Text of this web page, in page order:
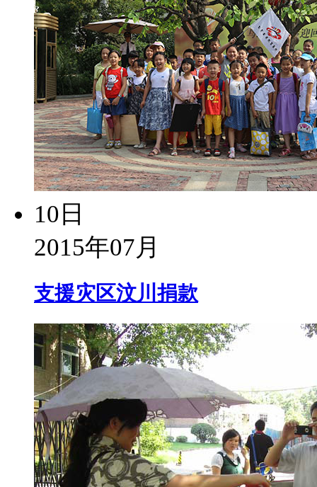
10日
2015年07月
支援灾区汶川捐款